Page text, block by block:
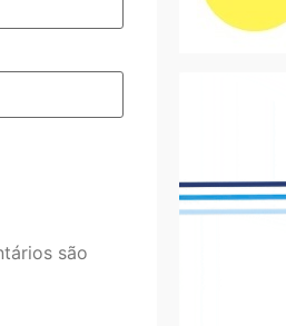
são